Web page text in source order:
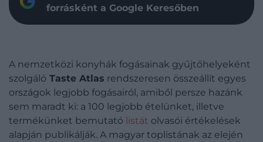
forrásként a Google Keresőben
A nemzetközi konyhák fogásainak gyűjtőhelyeként
szolgáló Taste Atlas rendszeresen összeállít egyes
országok legjobb fogásairól, amiből persze hazánk
sem maradt ki: a 100 legjobb ételünket, illetve
termékünket bemutató listát olvasói értékelések
alapján publikálják. A magyar toplistának az elején